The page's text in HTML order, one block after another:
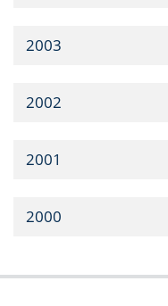
2003
2002
2001
2000